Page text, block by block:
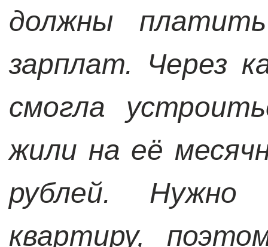
должны
зарплат. Через
смогла
жили на её
рублей.
квартиру,